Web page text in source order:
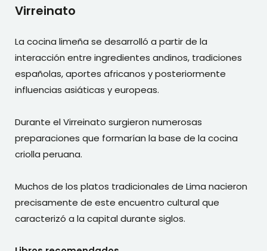
Virreinato
La cocina limeña se desarrolló a partir de la
interacción entre ingredientes andinos, tradiciones
españolas, aportes africanos y posteriormente
influencias asiáticas y europeas.
Durante el Virreinato surgieron numerosas
preparaciones que formarían la base de la cocina
criolla peruana.
Muchos de los platos tradicionales de Lima nacieron
precisamente de este encuentro cultural que
caracterizó a la capital durante siglos.